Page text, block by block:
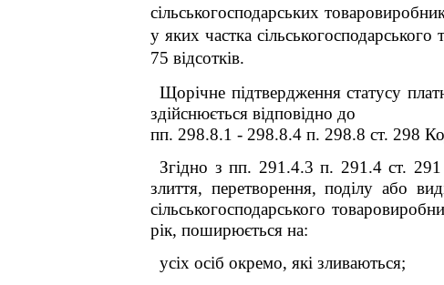
сільськогосподарських
у яких частка
75 відсотків.
Щорічне підтвердження статусу
здійснюється відповідно до
пп. 298.8.1 - 298.8.4 п. 298.8 ст. 298
Згідно з пп. 291.4.3 п. 291.4 ст. 291
злиття, перетворення, поділу або
сільськогосподарського
рік, поширюється на:
усіх осіб окремо, які зливаються;